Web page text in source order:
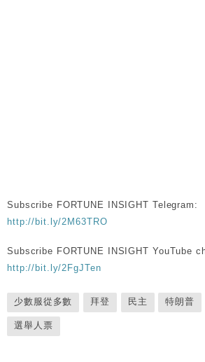
Subscribe FORTUNE INSIGHT Telegram:
http://bit.ly/2M63TRO
Subscribe FORTUNE INSIGHT YouTube
http://bit.ly/2FgJTen
少數服從多數 拜登 民主 特朗普
選舉人票